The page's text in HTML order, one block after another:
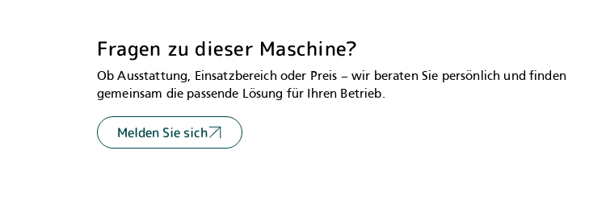
Fragen zu dieser Maschine?
Ob Ausstattung, Einsatzbereich oder Preis – wir beraten Sie persönlich und finden
gemeinsam die passende Lösung für Ihren Betrieb.
Melden Sie sich